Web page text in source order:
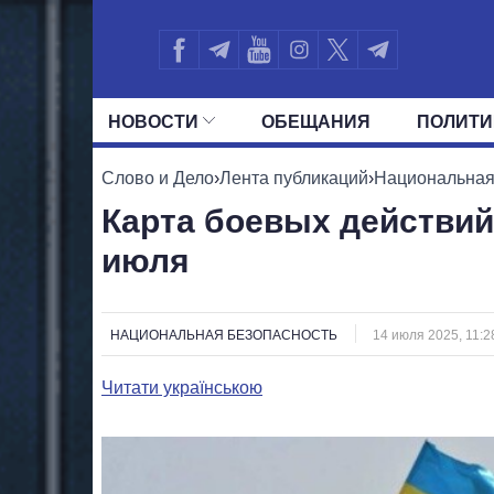
НОВОСТИ ОБЕЩАНИЯ
ВСЕ ПОЛИТИКИ ПРЕЗИДЕНТ И
Слово и Дело›Лента публикаций›
Карта боевых
июля
НАЦИОНАЛЬНАЯ БЕЗОПАСНОСТЬ 14 июля 2025,
Читати українською